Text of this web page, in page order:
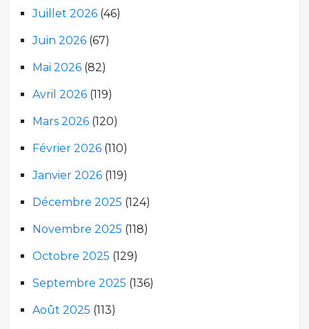
Juillet 2026 (46)
Juin 2026 (67)
Mai 2026 (82)
Avril 2026 (119)
Mars 2026 (120)
Février 2026 (110)
Janvier 2026 (119)
Décembre 2025 (124)
Novembre 2025 (118)
Octobre 2025 (129)
Septembre 2025 (136)
Août 2025 (113)